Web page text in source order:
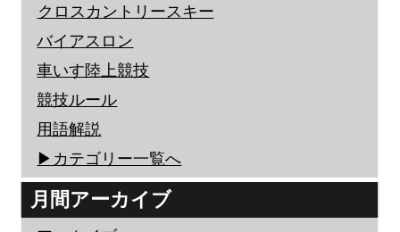
クロスカントリースキー
バイアスロン
車いす陸上競技
競技ルール
用語解説
▶︎カテゴリー一覧へ
月間アーカイブ